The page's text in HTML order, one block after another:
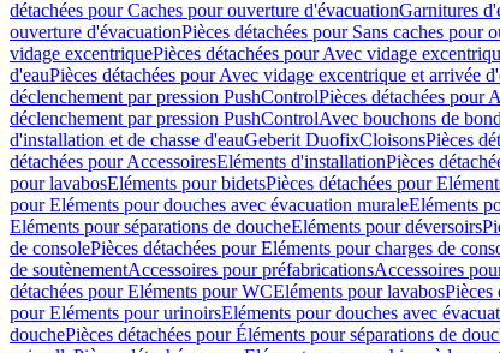
détachées pour Caches pour ouverture d'évacuationGarnitures
ouverture d'évacuationPièces détachées pour Sans caches pour
vidage excentriquePièces détachées pour Avec vidage
d'eauPièces détachées pour Avec vidage excentrique et arrivée
déclenchement par pression PushControlPièces détachées pour
déclenchement par pression PushControlAvec bouchons de
d'installation et de chasse d'eauGeberit DuofixCloisonsPièces
détachées pour AccessoiresEléments d'installationPièces
pour lavabosEléments pour bidetsPièces détachées pour
pour Eléments pour douches avec évacuation muraleEléments
Eléments pour séparations de doucheEléments pour déversoirs
de consolePièces détachées pour Eléments pour charges de
de soutènementAccessoires pour préfabricationsAccessoires
détachées pour Eléments pour WCEléments pour lavabosPièces
pour Eléments pour urinoirsEléments pour douches avec
douchePièces détachées pour Éléments pour séparations de